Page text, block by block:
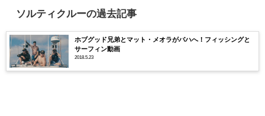
ソルティクルーの過去記事
ホブグッド兄弟とマット・メオラがバハへ！フィッシングと
サーフィン動画
2018.5.23